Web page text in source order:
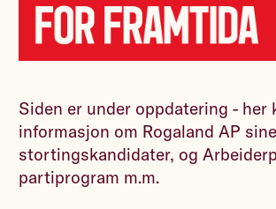
Siden er under oppdatering - her
informasjon om Rogaland AP sine
stortingskandidater, og
partiprogram m.m.